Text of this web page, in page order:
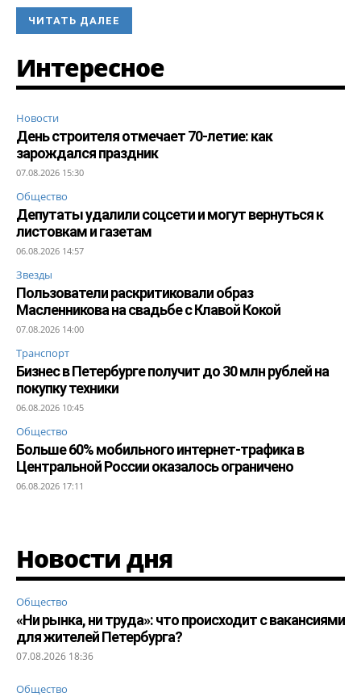
ЧИТАТЬ ДАЛЕЕ
Интересное
Новости
День строителя отмечает 70-летие: как
зарождался праздник
07.08.2026 15:30
Общество
Депутаты удалили соцсети и могут вернуться к
листовкам и газетам
06.08.2026 14:57
Звезды
Пользователи раскритиковали образ
Масленникова на свадьбе с Клавой Кокой
07.08.2026 14:00
Транспорт
Бизнес в Петербурге получит до 30 млн рублей на
покупку техники
06.08.2026 10:45
Общество
Больше 60% мобильного интернет-трафика в
Центральной России оказалось ограничено
06.08.2026 17:11
Новости дня
Общество
«Ни рынка, ни труда»: что происходит с вакансиями
для жителей Петербурга?
07.08.2026 18:36
Общество